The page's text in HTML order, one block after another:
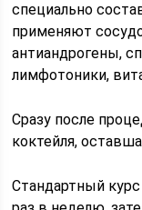
специально
применяют
антиандрогены,
лимфотоники,
Сразу после
коктейля,
Стандартный